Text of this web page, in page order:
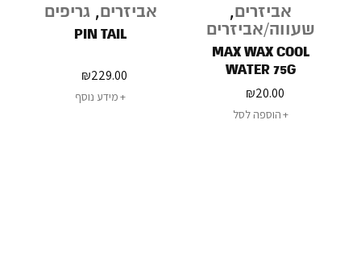
במלאי
אביזרים, גריפים
PIN TAIL
₪229.00
מידע נוסף
אביזרים,
שעווה/אביזרים
MAX WAX COOL
WATER 75G
₪20.00
הוספה לסל